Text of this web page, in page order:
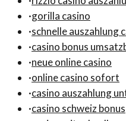
·gorilla casino
·schnelle auszahlung
·casino bonus
·neue online casino
·online casino sofort
·casino auszahlung
·casino schweiz bonus